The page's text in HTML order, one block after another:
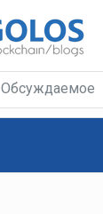
Обсуждаемое